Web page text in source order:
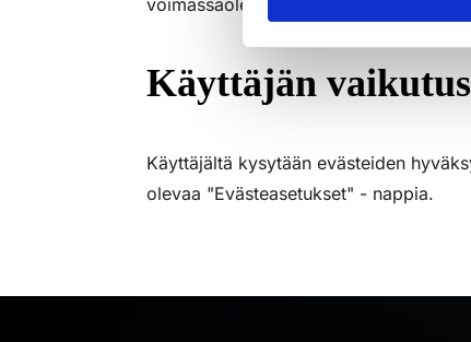
Käyttäjän
Käyttäjältä kysytään evästeiden
olevaa "Evästeasetukset" - nappia.